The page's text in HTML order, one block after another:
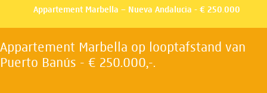
Appartement Marbella – Nueva Andalucia - € 250.000
Appartement Marbella op looptafstand van
Puerto Banús - € 250.000,-.